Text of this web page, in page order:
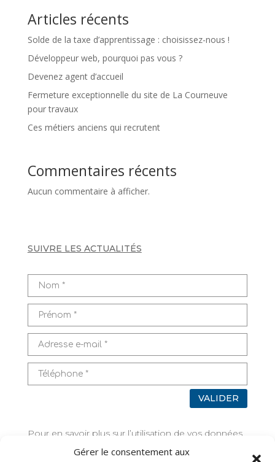
Gérer le consentement aux
Articles récents
Solde de la taxe d’apprentissage : choisissez-nous !
Développeur web, pourquoi pas vous ?
Devenez agent d’accueil
Fermeture exceptionnelle du site de La Courneuve
pour travaux
Ces métiers anciens qui recrutent
Commentaires récents
Aucun commentaire à afficher.
SUIVRE LES ACTUALITÉS
VALIDER
Pour en savoir plus sur l’utilisation de vos données,
rendez-vous sur
Mentions légales